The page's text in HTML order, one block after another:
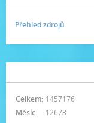
Přehled zdrojů
Celkem: 1457176
Měsíc:
12678